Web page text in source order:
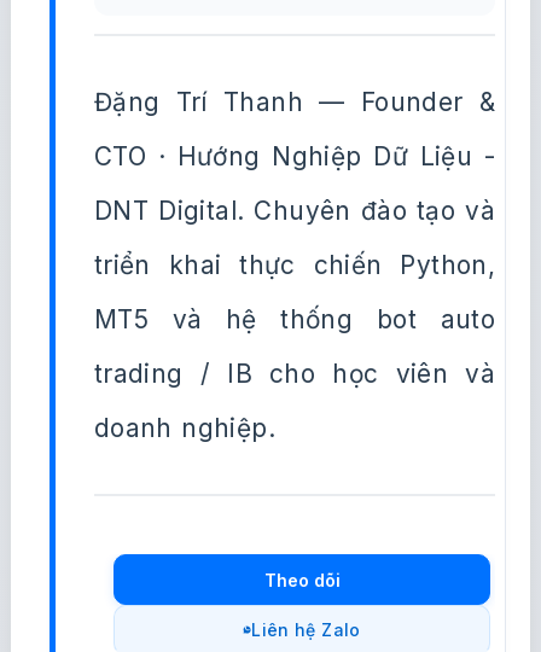
Đặng Trí Thanh — Founder &
CTO · Hướng Nghiệp Dữ Liệu -
DNT Digital. Chuyên đào tạo và
triển khai thực chiến Python,
MT5 và hệ thống bot auto
trading / IB cho học viên và
doanh nghiệp.
Theo dõi
Liên hệ Zalo